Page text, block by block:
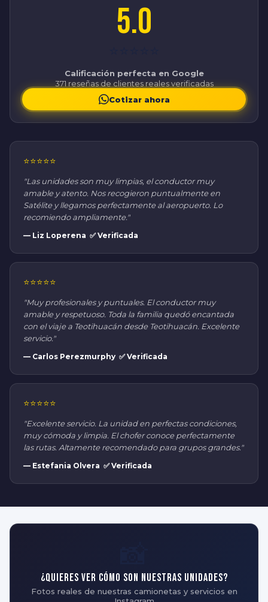
5.0
Calificación perfecta en Google
371 reseñas de clientes reales verificadas
Cotizar ahora
⭐⭐⭐⭐⭐
"Las unidades son muy limpias, el conductor muy
amable y atento. Nos recogieron puntualmente en
Satélite y llegamos perfectamente al aeropuerto. Lo
recomiendo ampliamente."
— Liz Loperena ✅ Verificada
⭐⭐⭐⭐⭐
"Muy profesionales y puntuales. El conductor muy
amable y respetuoso. Toda la familia quedó encantada
con el viaje a Teotihuacán desde Teotihuacán. Excelente
servicio."
— Carlos Perezmurphy ✅ Verificada
⭐⭐⭐⭐⭐
"Excelente servicio. La unidad en perfectas condiciones,
muy cómoda y limpia. El chofer conoce perfectamente
las rutas. Altamente recomendado para grupos grandes."
— Estefania Olvera ✅ Verificada
¿Quieres ver cómo son nuestras unidades?
Fotos reales de nuestras camionetas y servicios en